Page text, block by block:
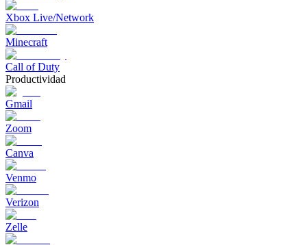
Xbox Live/Network
Minecraft
Call of Duty
Productividad
Gmail
Zoom
Canva
Venmo
Verizon
Zelle